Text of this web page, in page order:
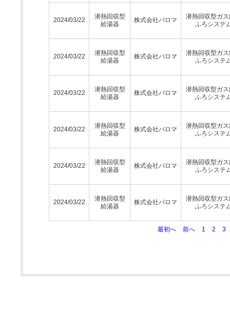
2024/03/22
潜熱回収型
給湯器
株式会社パロマ
潜熱回収型ガ
ふろシステ
2024/03/22
潜熱回収型
給湯器
株式会社パロマ
潜熱回収型ガ
ふろシステ
2024/03/22
潜熱回収型
給湯器
株式会社パロマ
潜熱回収型ガ
ふろシステ
2024/03/22
潜熱回収型
給湯器
株式会社パロマ
潜熱回収型ガ
ふろシステ
2024/03/22
潜熱回収型
給湯器
株式会社パロマ
潜熱回収型ガ
ふろシステ
2024/03/22
潜熱回収型
給湯器
株式会社パロマ
潜熱回収型ガ
ふろシステ
最初へ 前へ 1 2 3